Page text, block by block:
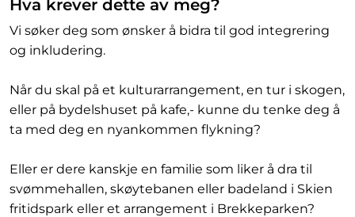
Hva krever dette av meg?
Vi søker deg som ønsker å bidra til god integrering
og inkludering.
Når du skal på et kulturarrangement, en tur i skogen,
eller på bydelshuset på kafe,- kunne du tenke deg å
ta med deg en nyankommen flykning?
Eller er dere kanskje en familie som liker å dra til
svømmehallen, skøytebanen eller badeland i Skien
fritidspark eller et arrangement i Brekkeparken?